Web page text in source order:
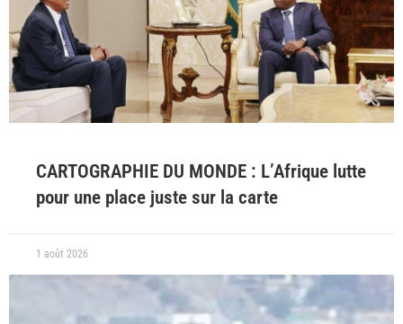
CARTOGRAPHIE DU MONDE : L’Afrique lutte
pour une place juste sur la carte
1 août 2026